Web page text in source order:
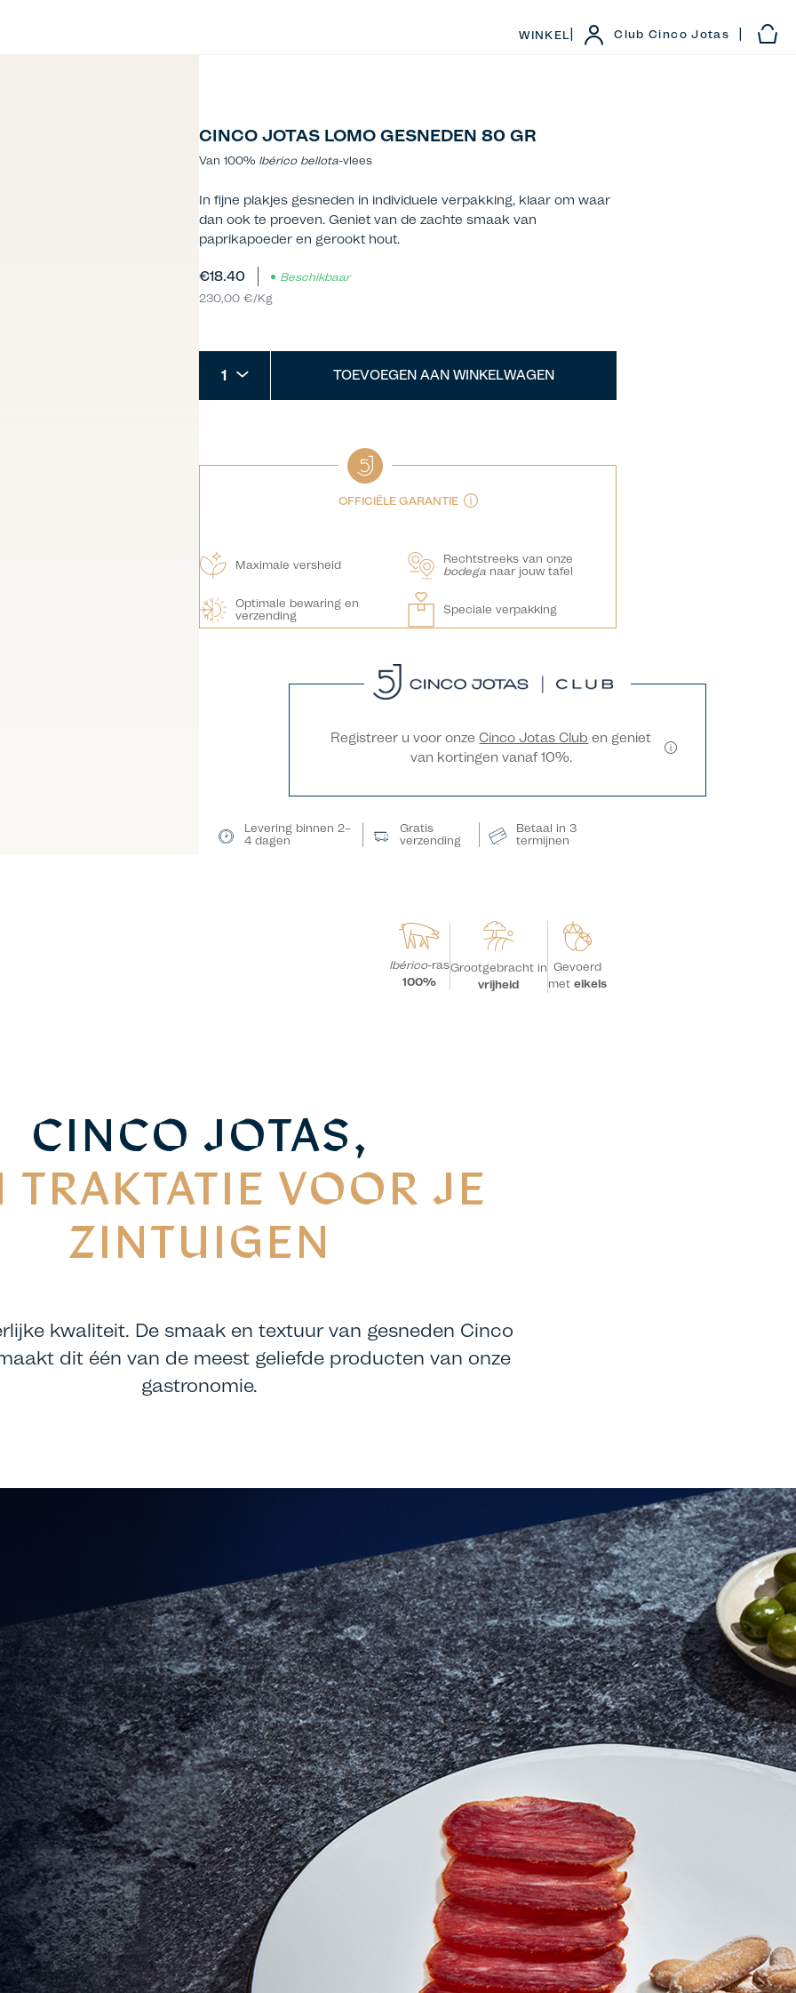
WINKEL Club Cinco Jotas
CINCO JOTAS LOMO GESNEDEN 80 GR
Van 100% Ibérico bellota-vlees
In fijne plakjes gesneden in individuele verpakking, klaar om waar
dan ook te proeven. Geniet van de zachte smaak van
paprikapoeder en gerookt hout.
€18.40
Beschikbaar
230,00 €/Kg
1 TOEVOEGEN AAN WINKELWAGEN
OFFICIËLE GARANTIE
Maximale versheid
Rechtstreeks van onze
bodega naar jouw tafel
Optimale bewaring en
verzending
Speciale verpakking
Registreer u voor onzeCinco Jotas Club en geniet
van kortingen vanaf 10%.
Levering binnen 2–
4 dagen
Gratis
verzending
Betaal in 3
termijnen
Ibérico-ras
100%
Grootgebracht in
vrijheid
Gevoerd
met eikels
CINCO JOTAS,
TRAKTATIE VOOR JE
ZINTUIGEN
kwaliteit. De smaak en textuur van gesneden Cinco
dit één van de meest geliefde producten van onze
gastronomie.